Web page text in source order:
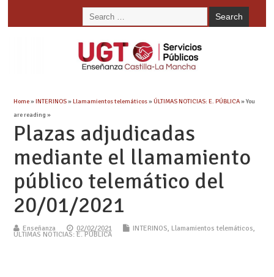
Home»INTERINOS»Llamamientos telemáticos»ÚLTIMAS NOTICIAS: E. PÚBLICA» You
are reading »
Plazas adjudicadas
mediante el llamamiento
público telemático del
20/01/2021
Enseñanza 02/02/2021 INTERINOS, Llamamientos telemáticos,
ÚLTIMAS NOTICIAS: E. PÚBLICA